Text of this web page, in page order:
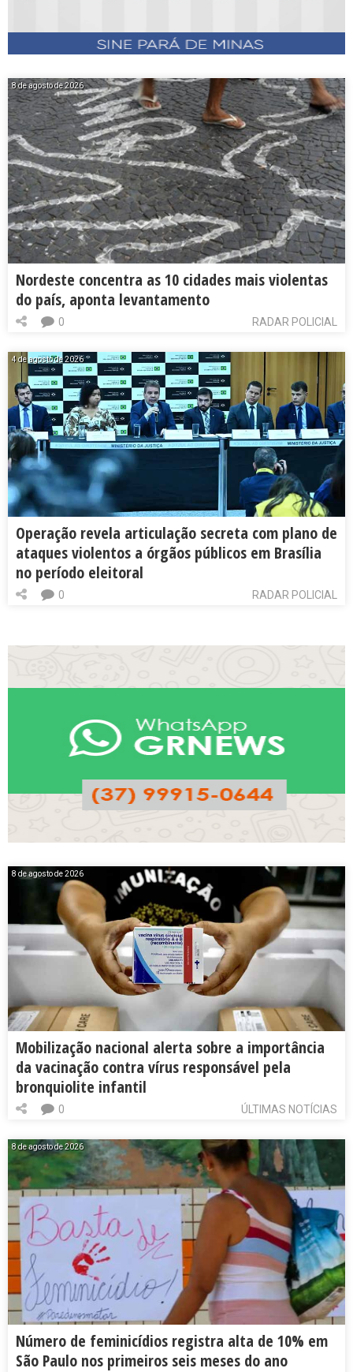
8 de agosto de 2026
Nordeste concentra as 10 cidades mais violentas
do país, aponta levantamento
RADAR POLICIAL
0
4 de agosto de 2026
Operação revela articulação secreta com plano de
ataques violentos a órgãos públicos em Brasília
no período eleitoral
RADAR POLICIAL
0
8 de agosto de 2026
Mobilização nacional alerta sobre a importância
da vacinação contra vírus responsável pela
bronquiolite infantil
ÚLTIMAS NOTÍCIAS
0
8 de agosto de 2026
Número de feminicídios registra alta de 10% em
São Paulo nos primeiros seis meses do ano